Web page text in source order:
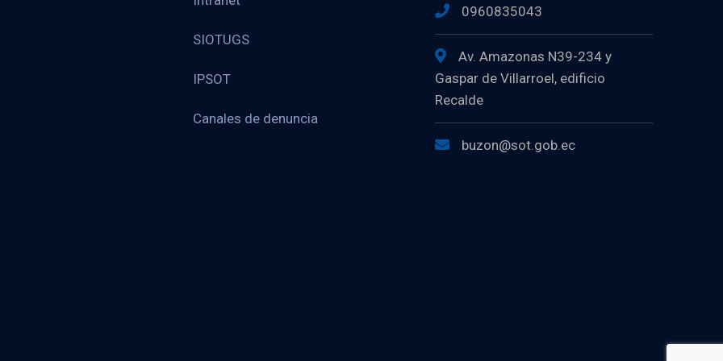
SIOTUGS
IPSOT
Canales de denuncia
0960835043
Av. Amazonas N39-234 y
Gaspar de Villarroel, edificio
Recalde
buzon@sot.gob.ec